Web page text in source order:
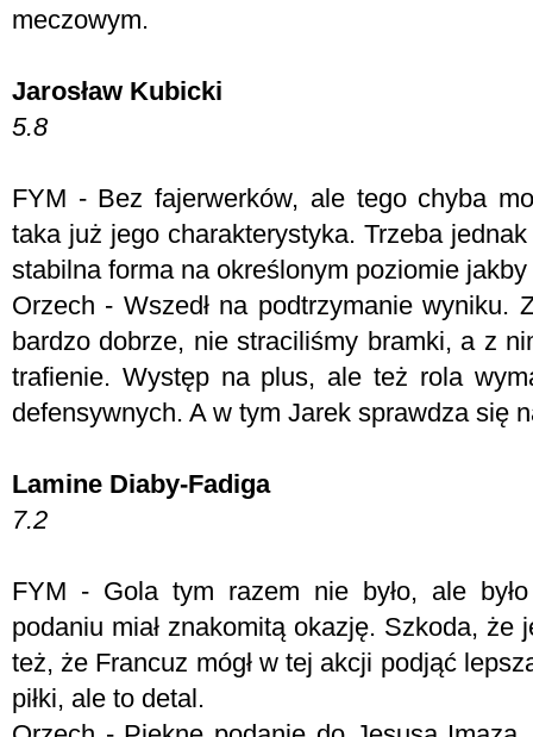
meczowym.
Jarosław Kubicki
5.8
FYM - Bez fajerwerków, ale tego chyba
taka już jego charakterystyka. Trzeba
stabilna forma na określonym poziomie jakby
Orzech - Wszedł na podtrzymanie wyniku.
bardzo dobrze, nie straciliśmy bramki, a z
trafienie. Występ na plus, ale też rola
defensywnych. A w tym Jarek sprawdza się
Lamine Diaby-Fadiga
7.2
FYM - Gola tym razem nie było, ale
podaniu miał znakomitą okazję. Szkoda, że
też, że Francuz mógł w tej akcji podjąć
piłki, ale to detal.